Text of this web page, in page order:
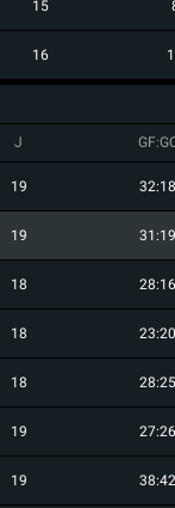
15
16
J
19 32:18
19 31:19
18 28:16
18 23:20
18 28:25
19 27:26
19 38:42